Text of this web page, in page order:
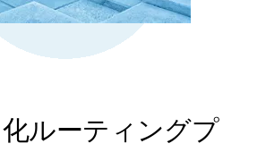
ルーティングプ